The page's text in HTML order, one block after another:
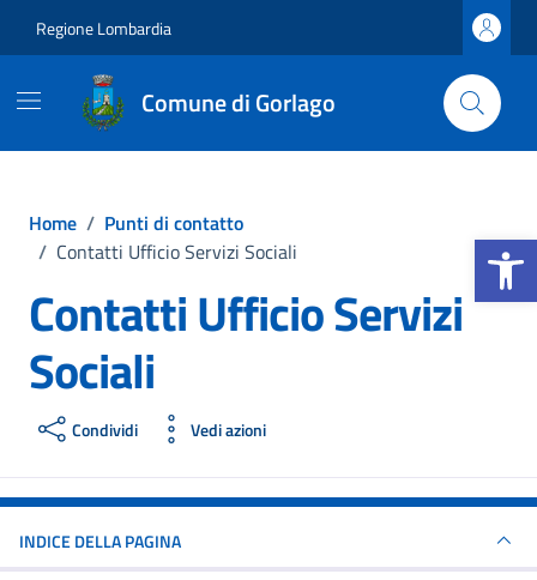
Apri la
Regione Lombardia
Comune di Gorlago
Home / Punti di contatto
/ Contatti Ufficio Servizi Sociali
Contatti Ufficio Servizi
Sociali
Condividi Vedi azioni
INDICE DELLA PAGINA